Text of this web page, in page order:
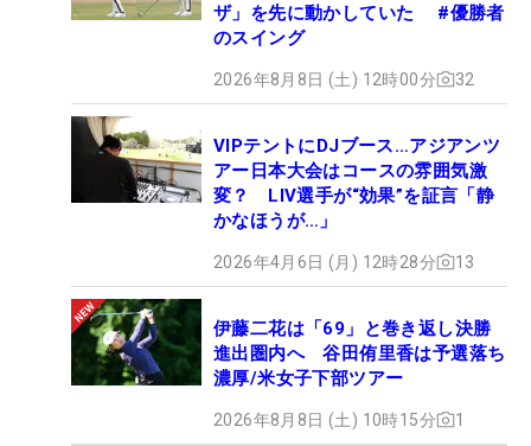
ザ」を先に動かしていた #優勝者
のスイング
2026年8月8日 (土) 12時00分 32
VIPテントにDJブース…アジアンツ
アー日本大会はコースの雰囲気激
変？ LIV選手が“効果”を証言「静
かなほうが…」
2026年4月6日 (月) 12時28分 13
伊藤二花は「69」と巻き返し決勝
進出圏内へ 谷田侑里香は予選落ち
濃厚/米女子下部ツアー
2026年8月8日 (土) 10時15分 1